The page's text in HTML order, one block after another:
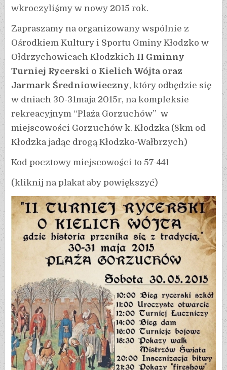
wkroczyliśmy w nowy 2015 rok.
Zapraszamy na organizowany wspólnie z
Ośrodkiem Kultury i Sportu Gminy Kłodzko w
Ołdrzychowicach Kłodzkich II Gminny
Turniej Rycerski o Kielich Wójta oraz
Jarmark Średniowieczny, który odbędzie się
w dniach 30-31maja 2015r, na kompleksie
rekreacyjnym “Plaża Gorzuchów” w
miejscowości Gorzuchów k. Kłodzka (8km od
Kłodzka jadąc drogą Kłodzko-Wałbrzych)
Kod pocztowy miejscowości to 57-441
(kliknij na plakat aby powiększyć)